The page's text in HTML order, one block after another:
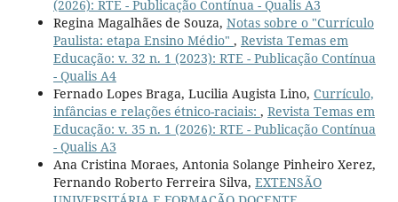
(2026): RTE - Publicação Contínua - Qualis A3
Regina Magalhães de Souza, Notas sobre o "Currículo
Paulista: etapa Ensino Médio" , Revista Temas em
Educação: v. 32 n. 1 (2023): RTE - Publicação Contínua
- Qualis A4
Fernado Lopes Braga, Lucilia Augista Lino, Currículo,
infâncias e relações étnico-raciais: , Revista Temas em
Educação: v. 35 n. 1 (2026): RTE - Publicação Contínua
- Qualis A3
Ana Cristina Moraes, Antonia Solange Pinheiro Xerez,
Fernando Roberto Ferreira Silva, EXTENSÃO